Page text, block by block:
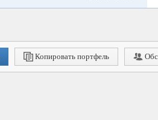
Копировать портфель